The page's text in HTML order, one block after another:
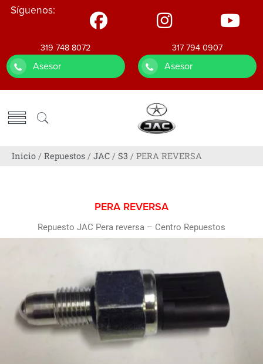
Síguenos:
319 748 8072
Asesor
317 794 0907
Asesor
Inicio / Repuestos / JAC / S3 / PERA REVERSA
PERA REVERSA
Repuesto JAC Pera reversa – Centro Repuestos